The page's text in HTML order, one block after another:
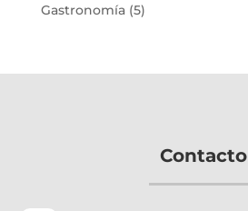
Gastronomía(5)
Contacto